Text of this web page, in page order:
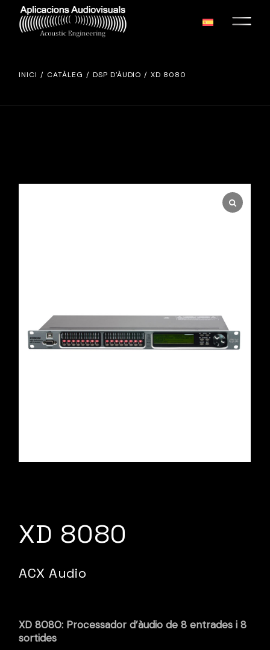
content
INICI CATÀLEG DSP D'ÀUDIO XD 8080
XD 8080
ACX Audio
XD 8080: Processador d’àudio de 8 entrades i 8
sortides